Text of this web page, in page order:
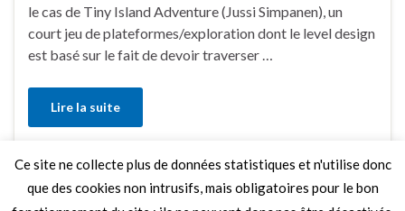
le cas de Tiny Island Adventure (Jussi Simpanen), un
court jeu de plateformes/exploration dont le level design
est basé sur le fait de devoir traverser …
Lire la suite
Faire un commentaire
Ce site ne collecte plus de données statistiques et n'utilise donc
que des cookies non intrusifs, mais obligatoires pour le bon